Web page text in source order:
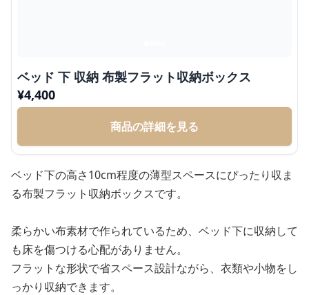
ベッド 下 収納 布製フラット収納ボックス
¥4,400
商品の詳細を見る
ベッド下の高さ10cm程度の薄型スペースにぴったり収ま
る布製フラット収納ボックスです。
柔らかい布素材で作られているため、ベッド下に収納して
も床を傷つける心配がありません。
フラットな形状で省スペース設計ながら、衣類や小物をし
っかり収納できます。